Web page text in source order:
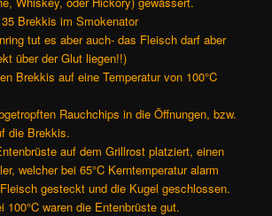
Brekkis im Smokenator
tut es aber auch- das Fleisch darf aber
über der Glut liegen!!)
Brekkis auf eine Temperatur von 100°C
Rauchchips in die Öffnungen, bzw.
die Brekkis.
auf dem Grillrost platziert, einen
welcher bei 65°C Kerntemperatur alarm
gesteckt und die Kugel geschlossen.
100°C waren die Entenbrüste gut.